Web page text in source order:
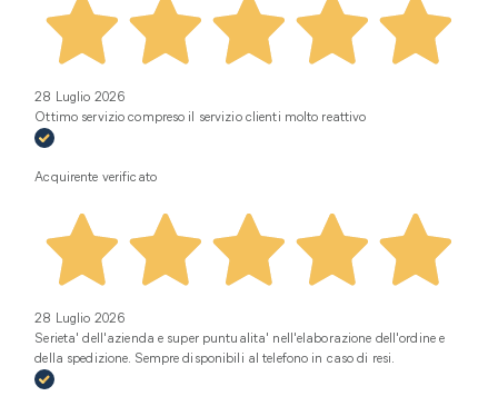
28 Luglio 2026
Ottimo servizio compreso il servizio clienti molto reattivo
Acquirente verificato
28 Luglio 2026
Serieta' dell'azienda e super puntualita' nell'elaborazione dell'ordine e
della spedizione. Sempre disponibili al telefono in caso di resi.